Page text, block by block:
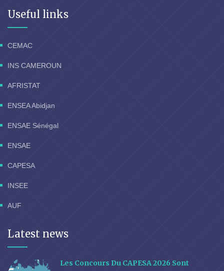
Useful links
CEMAC
INS CAMEROUN
AFRISTAT
ENSEA Abidjan
ENSAE Sénégal
ENSAE
CAPESA
INSEE
AUF
Latest news
Les Concours Du CAPESA 2026 Sont